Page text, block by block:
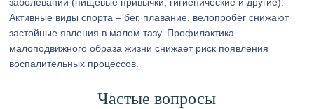
Активные виды спорта – бег, плавание, велопробег снижают
застойные явления в малом тазу. Профилактика
малоподвижного образа жизни снижает риск появления
воспалительных процессов.
Частые вопросы